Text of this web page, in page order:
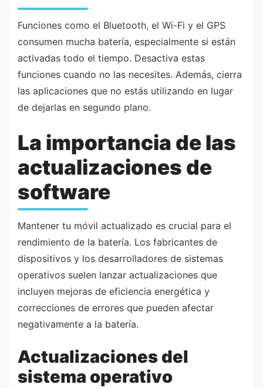
Funciones como el Bluetooth, el Wi-Fi y el GPS
consumen mucha batería, especialmente si están
activadas todo el tiempo. Desactiva estas
funciones cuando no las necesites. Además, cierra
las aplicaciones que no estás utilizando en lugar
de dejarlas en segundo plano.
La importancia de las
actualizaciones de
software
Mantener tu móvil actualizado es crucial para el
rendimiento de la batería. Los fabricantes de
dispositivos y los desarrolladores de sistemas
operativos suelen lanzar actualizaciones que
incluyen mejoras de eficiencia energética y
correcciones de errores que pueden afectar
negativamente a la batería.
Actualizaciones del
sistema operativo